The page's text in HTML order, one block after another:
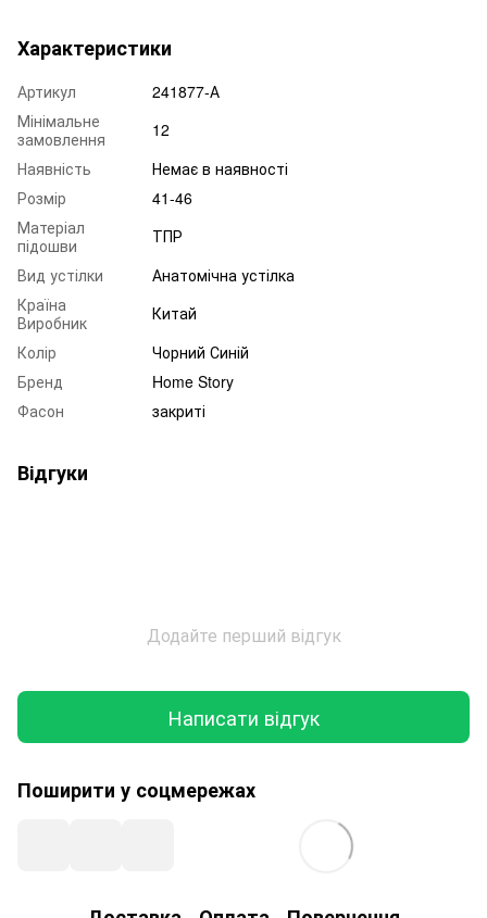
Характеристики
Артикул
241877-А
Мінімальне
замовлення
12
Наявність
Немає в наявності
Розмір
41-46
Матеріал
підошви
ТПР
Вид устілки
Анатомічна устілка
Країна
Виробник
Китай
Колір
Чорний Синій
Бренд
Home Story
Фасон
закриті
Відгуки
Додайте перший відгук
Написати відгук
Поширити у соцмережах